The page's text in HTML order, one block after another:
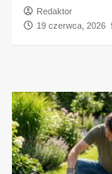
Redaktor
19 czerwca, 2026